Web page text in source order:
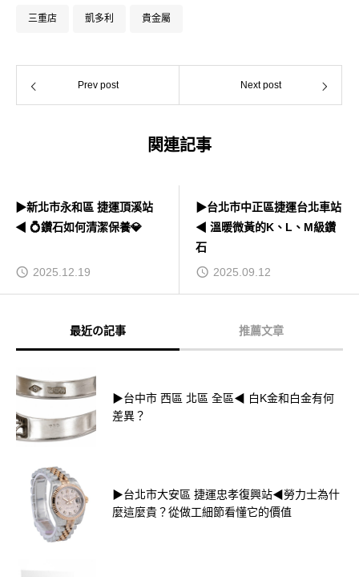
三重店 凱多利 貴金屬
Prev post Next post
関連記事
▶新北市永和區 捷運頂溪站
◀ 💍鑽石如何清潔保養💎
2025.12.19
▶台北市中正區捷運台北車站
◀ 溫暖微黃的K、L、M級鑽
石
2025.09.12
最近の記事 推薦文章
▶台中市 西區 北區 全區◀ 白K金和白金有何
差異？
▶台北市大安區 捷運忠孝復興站◀勞力士為什
麼這麼貴？從做工細節看懂它的價值